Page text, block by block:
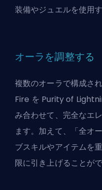
装備やジュエルを使用
オーラを調整する
複数のオーラで構成さ
Fire を Purity of
み合わせて、完全なエ
ます。加えて、「全オ
ブスキルやアイテムを
限に引き上げることがで